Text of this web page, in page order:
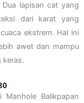
lapisan cat yang
dari karat yang
ekstrem. Hal ini
awet dan mampu
keras.
Manhole Balikpapan